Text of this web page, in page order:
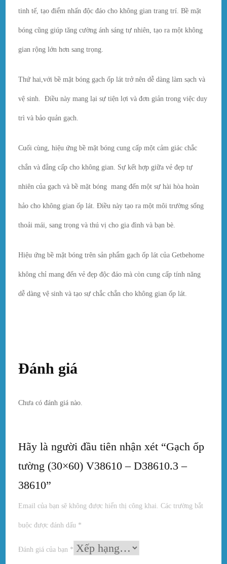
tinh tế, tạo điểm nhấn độc đáo cho không gian trang trí. Bề mặt
bóng cũng giúp tăng cường ánh sáng tự nhiên, tạo ra một không
gian rộng lớn hơn sang trọng.
Thứ hai,với bề mặt bóng gạch ốp lát trở nên dễ dàng làm sạch và
vệ sinh. Điều này mang lại sự tiện lợi và đơn giản trong việc duy
trì và bảo quản gạch.
Cuối cùng, hiệu ứng bề mặt bóng cung cấp một cảm giác chắc
chắn và đẳng cấp cho không gian. Sự kết hợp giữa vẻ đẹp tự
nhiên của gạch và bề mặt bóng mang đến một sự hài hòa hoàn
hảo cho không gian ốp lát. Điều này tạo ra một môi trường sống
thoải mái, sang trọng và thú vị cho gia đình và bạn bè.
Hiệu ứng bề mặt bóng trên sản phẩm gạch ốp lát của Getbehome
không chỉ mang đến vẻ đẹp độc đáo mà còn cung cấp tính năng
dễ dàng vệ sinh và tạo sự chắc chắn cho không gian ốp lát.
Đánh giá
Chưa có đánh giá nào.
Hãy là người đầu tiên nhận xét “Gạch ốp
tường (30×60) V38610 – D38610.3 –
38610”
Email của bạn sẽ không được hiển thị công khai. Các trường bắt
buộc được đánh dấu *
Đánh giá của bạn *